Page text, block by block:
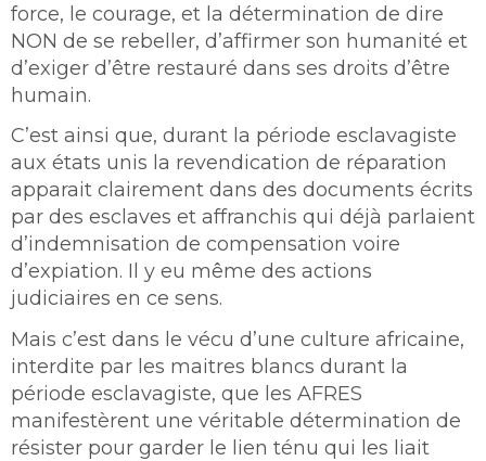
force, le courage, et la détermination de dire
NON de se rebeller, d’affirmer son humanité et
d’exiger d’être restauré dans ses droits d’être
humain.
C’est ainsi que, durant la période esclavagiste
aux états unis la revendication de réparation
apparait clairement dans des documents écrits
par des esclaves et affranchis qui déjà parlaient
d’indemnisation de compensation voire
d’expiation. Il y eu même des actions
judiciaires en ce sens.
Mais c’est dans le vécu d’une culture africaine,
interdite par les maitres blancs durant la
période esclavagiste, que les AFRES
manifestèrent une véritable détermination de
résister pour garder le lien ténu qui les liait